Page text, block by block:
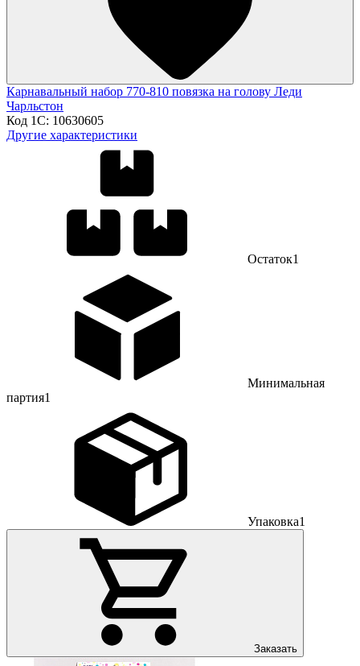
Карнавальный набор 770-810 повязка на голову Леди
Чарльстон
Код 1С: 10630605
Другие характеристики
Остаток1
Минимальная
партия1
Упаковка1
Заказать